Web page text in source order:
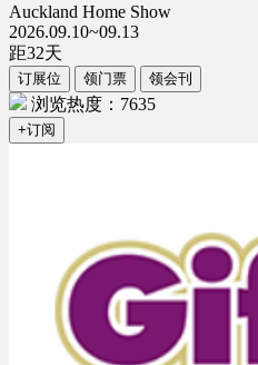
Auckland Home Show
2026.09.10~09.13
距32天
订展位 领门票 领会刊
浏览热度：7635
+订阅